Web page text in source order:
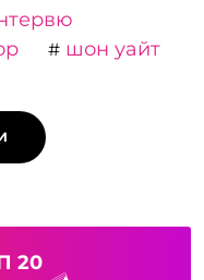
#шон уайт
20